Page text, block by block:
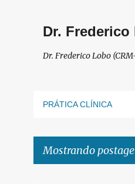
Dr.
Dr. Frederico Lobo (CRM-
PRÁTICA CLÍNICA
Mostrando